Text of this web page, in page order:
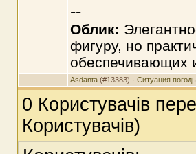
--
Облик:
фигуру, но
обеспечивающих
Asdanta(#13383) · Ситуация
0 Користувачів
Користувачів)